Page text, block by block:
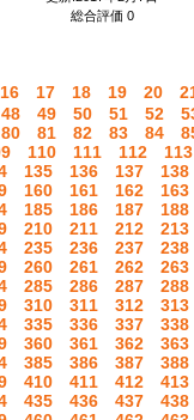
総合評価 0
16 17 18 19 20
48 49 50 51 52
80 81 82 83 84
110 111 112 113
135 136 137 138
160 161 162 163
185 186 187 188
210 211 212 213
235 236 237 238
260 261 262 263
285 286 287 288
310 311 312 313
335 336 337 338
360 361 362 363
385 386 387 388
410 411 412 413
435 436 437 438